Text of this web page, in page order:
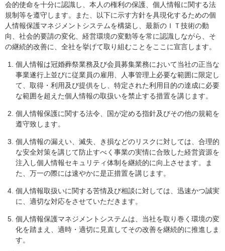
会的使命を十分に認識し、本人の権利の保護、個人情報に関する法
規制等を遵守します。また、以下に示す方針を具現化するための個
人情報保護マネジメントシステムを構築し、最新のＩＴ技術の動
向、社会的要請の変化、経営環境の変動等を常に認識しながら、そ
の継続的改善に、全社を挙げて取り組むことをここに宣言します。
個人情報は冠婚葬祭業務及び会員募集業務において当社の正当な
事業遂行上並びに従業員の雇用、人事管理上必要な範囲に限定し
て、取得・利用及び提供をし、特定された利用目的の達成に必要
な範囲を超えた個人情報の取扱いを禁止する措置を講じます。
個人情報保護に関する法令、国が定める指針及びその他の規範を
遵守致します。
個人情報の漏えい、滅失、き損などのリスクに対しては、合理的
な安全対策を講じて防止すべく事業の実情に合致した経営資源を
注入し個人情報セキュリティ体制を継続的に向上させます。ま
た、万一の際には速やかに是正措置を講じます。
個人情報取扱いに関する苦情及び相談に対しては、迅速かつ誠実
に、適切な対応をさせていただきます。
個人情報保護マネジメントシステムは、当社を取り巻く環境の変
化を踏まえ、適時・適切に見直してその改善を継続的に推進しま
す。